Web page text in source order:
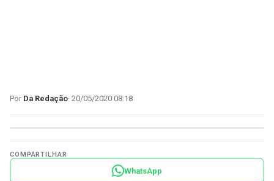
Da Redação 20/05/2020 08:18
COMPARTILHAR
WhatsApp